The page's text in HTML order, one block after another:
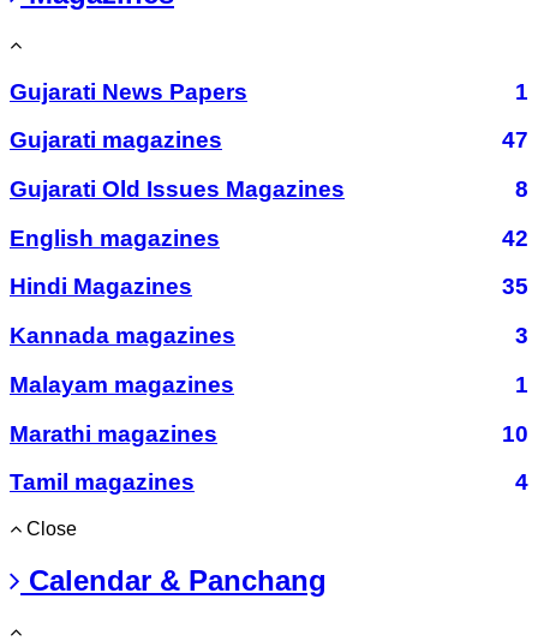
Gujarati News Papers
1
Gujarati magazines
47
Gujarati Old Issues Magazines
8
English magazines
42
Hindi Magazines
35
Kannada magazines
3
Malayam magazines
1
Marathi magazines
10
Tamil magazines
4
Close
Calendar & Panchang